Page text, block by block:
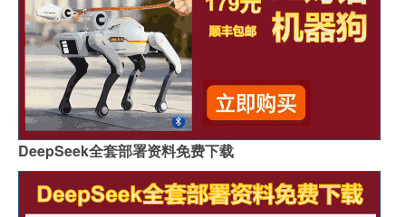
DeepSeek全套部署资料免费下载